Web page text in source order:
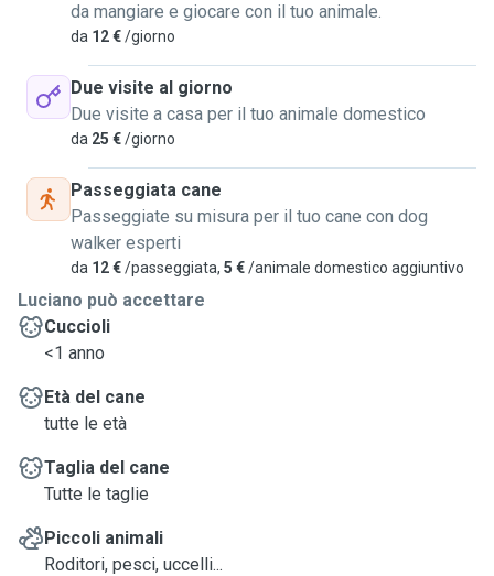
proprietario. Posso anche insegnare dei trucchetti al vostro
cane (esempio: stare seduto, sdraiato, dare la zampa ecc...).
Posso accettare contemporaneamente fino a 3-5 animali.
I cani faranno una passeggiata almeno 3 volte al giorno
(della durata di circa 30-60 minuti) e potranno
quotidianamente spendere il loro tempo all'interno di un
ampio spazio verde recintato. Il cane potrà dormire
all'interno di un giardino recintato.
Oltre che un dog Sitter sono anche uno studente,
attualmente in vacanza per il periodo estivo.
da mangiare e giocare con il tuo animale.
da 12 €/giorno
Due visite al giorno
Due visite a casa per il tuo animale domestico
da 25 €/giorno
Passeggiata cane
Passeggiate su misura per il tuo cane con dog
walker esperti
da 12 €/passeggiata, 5 €/animale domestico aggiuntivo
Luciano può accettare
Cuccioli
<1 anno
Età del cane
tutte le età
Taglia del cane
Tutte le taglie
Piccoli animali
Roditori, pesci, uccelli...